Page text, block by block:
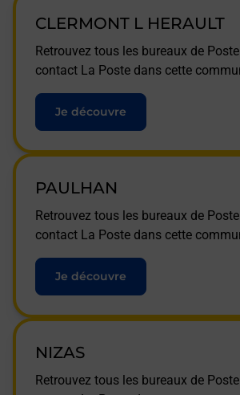
CLERMONT L HERAULT
Retrouvez tous les bureaux de
contact La Poste dans cette
Je découvre
PAULHAN
Retrouvez tous les bureaux de
contact La Poste dans cette
Je découvre
NIZAS
Retrouvez tous les bureaux de